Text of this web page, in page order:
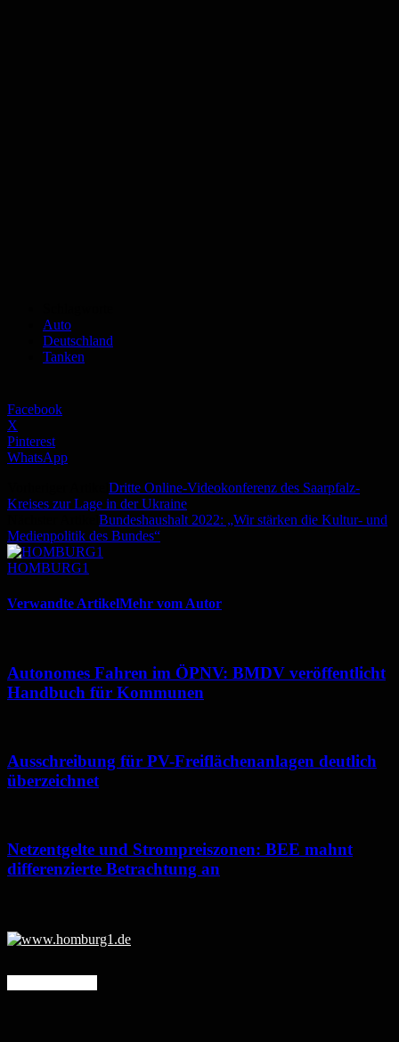
Auto
Deutschland
Tanken
Facebook
X
Pinterest
WhatsApp
Dritte Online-Videokonferenz des Saarpfalz-
Kreises zur Lage in der Ukraine
Bundeshaushalt 2022: „Wir stärken die Kultur- und
Medienpolitik des Bundes“
HOMBURG1
Verwandte ArtikelMehr vom Autor
Autonomes Fahren im ÖPNV: BMDV veröffentlicht
Handbuch für Kommunen
Ausschreibung für PV-Freiflächenanlagen deutlich
überzeichnet
Netzentgelte und Strompreiszonen: BEE mahnt
differenzierte Betrachtung an